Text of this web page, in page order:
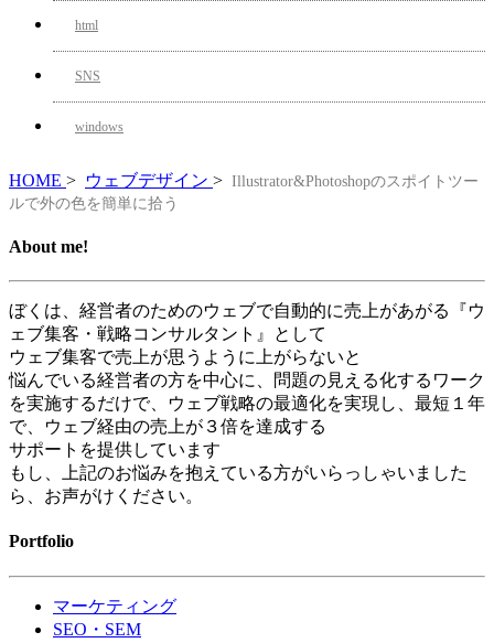
html
SNS
windows
HOME > ウェブデザイン > Illustrator&Photoshopのスポイトツー
ルで外の色を簡単に拾う
About me!
ぼくは、経営者のためのウェブで自動的に売上があがる『ウ
ェブ集客・戦略コンサルタント』として
ウェブ集客で売上が思うように上がらないと
悩んでいる経営者の方を中心に、問題の見える化するワーク
を実施するだけで、ウェブ戦略の最適化を実現し、最短１年
で、ウェブ経由の売上が３倍を達成する
サポートを提供しています
もし、上記のお悩みを抱えている方がいらっしゃいました
ら、お声がけください。
Portfolio
マーケティング
SEO・SEM